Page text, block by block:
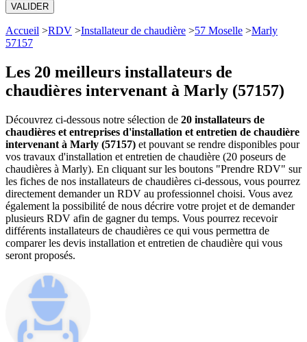
VALIDER
Accueil >RDV >Installateur de chaudière >57 Moselle >Marly
57157
Les 20 meilleurs installateurs de
chaudières intervenant à Marly (57157)
Découvrez ci-dessous notre sélection de 20 installateurs de
chaudières et entreprises d'installation et entretien de chaudière
intervenant à Marly (57157) et pouvant se rendre disponibles pour
vos travaux d'installation et entretien de chaudière (20 poseurs de
chaudières à Marly). En cliquant sur les boutons "Prendre RDV" sur
les fiches de nos installateurs de chaudières ci-dessous, vous pourrez
directement demander un RDV au professionnel choisi. Vous avez
également la possibilité de nous décrire votre projet et de demander
plusieurs RDV afin de gagner du temps. Vous pourrez recevoir
différents installateurs de chaudières ce qui vous permettra de
comparer les devis installation et entretien de chaudière qui vous
seront proposés.